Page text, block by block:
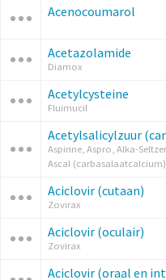
Acenocoumarol
Acetazolamide
Diamox
Acetylcysteine
Fluimucil
Acetylsalicylzuur
Aspirine, Aspro, Alka-
Ascal (carbasalaatcalcium)
Aciclovir (cutaan)
Zovirax
Aciclovir (oculair)
Zovirax
Aciclovir (oraal en